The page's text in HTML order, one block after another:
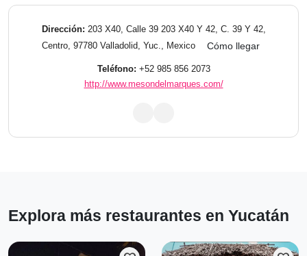
Dirección: 203 X40, Calle 39 203 X40 Y 42, C. 39 Y 42,
Centro, 97780 Valladolid, Yuc., Mexico
Cómo llegar
Teléfono: +52 985 856 2073
http://www.mesondelmarques.com/
Explora más restaurantes en Yucatán